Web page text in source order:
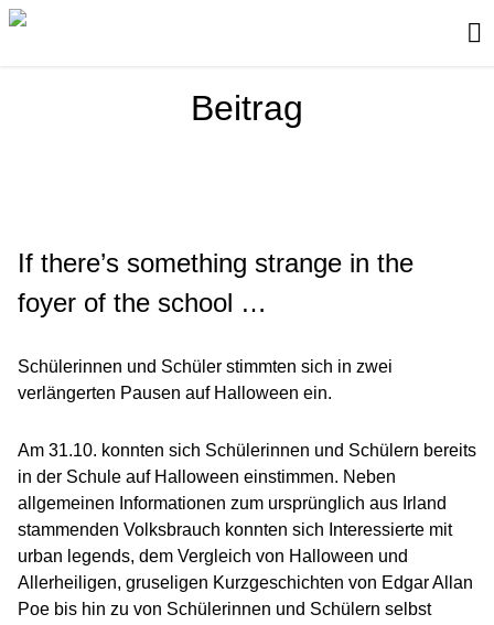
Beitrag
If there’s something strange in the
foyer of the school …
Schülerinnen und Schüler stimmten sich in zwei
verlängerten Pausen auf Halloween ein.
Am 31.10. konnten sich Schülerinnen und Schülern bereits
in der Schule auf Halloween einstimmen. Neben
allgemeinen Informationen zum ursprünglich aus Irland
stammenden Volksbrauch konnten sich Interessierte mit
urban legends, dem Vergleich von Halloween und
Allerheiligen, gruseligen Kurzgeschichten von Edgar Allan
Poe bis hin zu von Schülerinnen und Schülern selbst